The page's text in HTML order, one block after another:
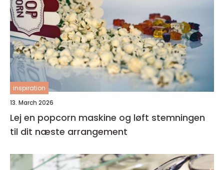
inspiration
13. March 2026
Lej en popcorn maskine og løft stemningen
til dit næste arrangement